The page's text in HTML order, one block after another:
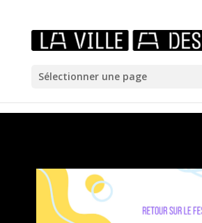
Sélectionner une page